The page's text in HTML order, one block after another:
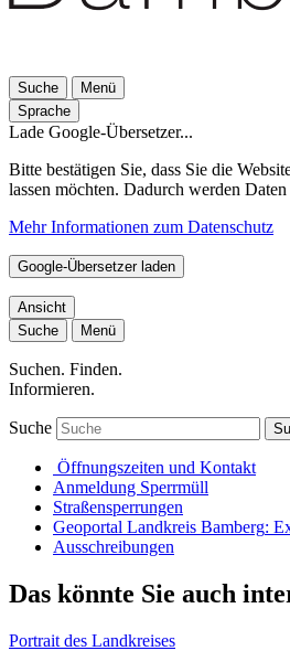
Suche
Menü
Sprache
Lade Google-Übersetzer...
Bitte bestätigen Sie, dass Sie die
lassen möchten. Dadurch werden
Mehr Informationen zum Datenschutz
Google-Übersetzer laden
Ansicht
Suche
Menü
Suchen. Finden.
Informieren.
Suche
Öffnungszeiten und Kontakt
Anmeldung Sperrmüll
Straßensperrungen
Geoportal Landkreis Bamberg:
Ausschreibungen
Das könnte Sie auch
Portrait des Landkreises